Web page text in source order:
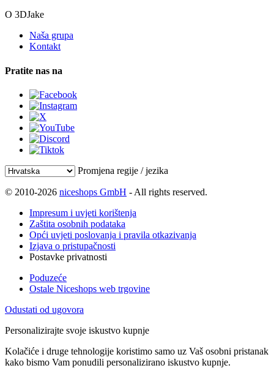
O 3DJake
Naša grupa
Kontakt
Pratite nas na
Promjena regije / jezika
© 2010-2026 niceshops GmbH - All rights reserved.
Impresum i uvjeti korištenja
Zaštita osobnih podataka
Opći uvjeti poslovanja i pravila otkazivanja
Izjava o pristupačnosti
Postavke privatnosti
Poduzeće
Ostale Niceshops web trgovine
Odustati od ugovora
Personalizirajte svoje iskustvo kupnje
Kolačiće i druge tehnologije koristimo samo uz Vaš osobni pristanak
kako bismo Vam ponudili personalizirano iskustvo kupnje.